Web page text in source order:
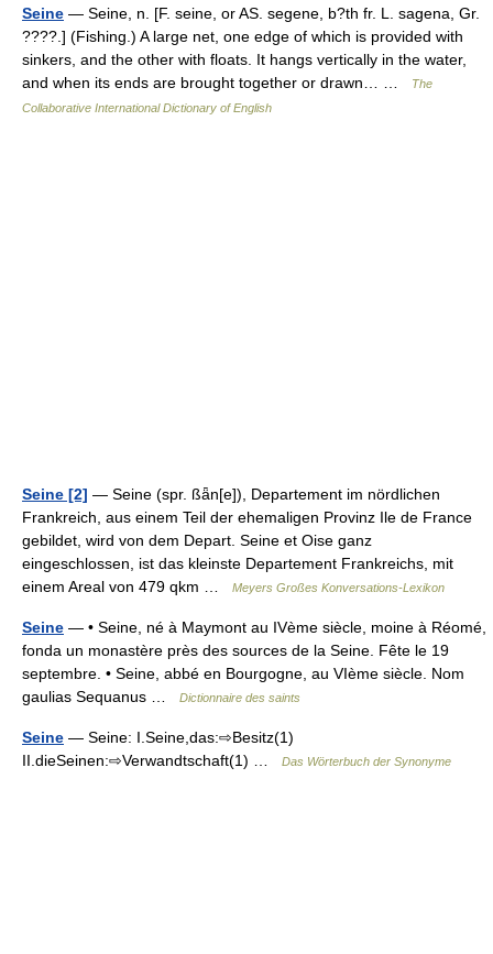
Seine — Seine, n. [F. seine, or AS. segene, b?th fr. L. sagena, Gr.
????.] (Fishing.) A large net, one edge of which is provided with
sinkers, and the other with floats. It hangs vertically in the water,
and when its ends are brought together or drawn… …
The
Collaborative International Dictionary of English
Seine [2] — Seine (spr. ßǟn[e]), Departement im nördlichen
Frankreich, aus einem Teil der ehemaligen Provinz Ile de France
gebildet, wird von dem Depart. Seine et Oise ganz
eingeschlossen, ist das kleinste Departement Frankreichs, mit
einem Areal von 479 qkm …
Meyers Großes Konversations-Lexikon
Seine — • Seine, né à Maymont au IVème siècle, moine à Réomé,
fonda un monastère près des sources de la Seine. Fête le 19
septembre. • Seine, abbé en Bourgogne, au VIème siècle. Nom
gaulias Sequanus …
Dictionnaire des saints
Seine — Seine: I.Seine,das:⇨Besitz(1)
II.dieSeinen:⇨Verwandtschaft(1) …
Das Wörterbuch der Synonyme